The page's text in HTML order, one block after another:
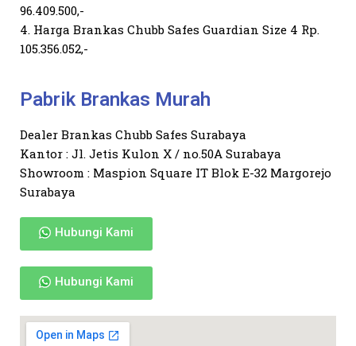
96.409.500,-
4. Harga Brankas Chubb Safes Guardian Size 4 Rp.
105.356.052,-
Pabrik Brankas Murah
Dealer Brankas Chubb Safes Surabaya
Kantor : Jl. Jetis Kulon X / no.50A Surabaya
Showroom : Maspion Square IT Blok E-32 Margorejo
Surabaya
Hubungi Kami
Hubungi Kami